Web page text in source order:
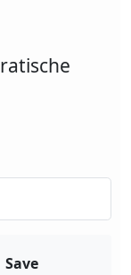
Save